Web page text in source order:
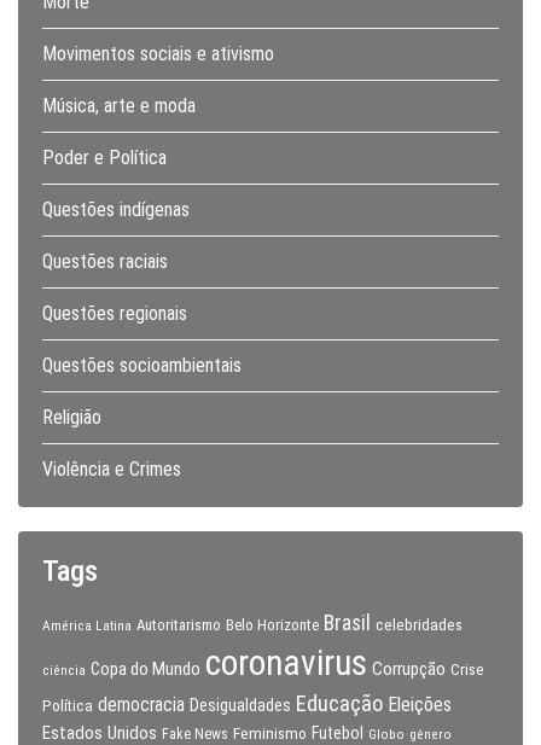
Movimentos sociais e ativismo
Música, arte e moda
Poder e Política
Questões indígenas
Questões raciais
Questões regionais
Questões socioambientais
Religião
Violência e Crimes
Tags
América Latina Autoritarismo Belo Horizonte Brasil celebridades
ciência Copa do Mundo coronavirus Corrupção Crise
Política democracia Desigualdades Educação Eleições
Estados Unidos Fake News Feminismo Futebol Globo gênero